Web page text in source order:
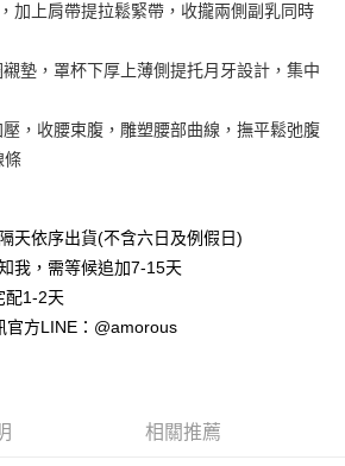
含以上)免運費
含以上)免運費
含以上)免運費
加上肩帶提拉鬆緊帶，收攏兩側副乳同時
墊，罩杯下厚上薄側提托月牙設計，集中
，收腰束腹，雕塑腰部曲線，撫平鬆弛腹
條
天依序出貨(不含六日及例假日)
我，需等候追加7-15天
配1-2天
官方LINE：@amorous
相關推薦